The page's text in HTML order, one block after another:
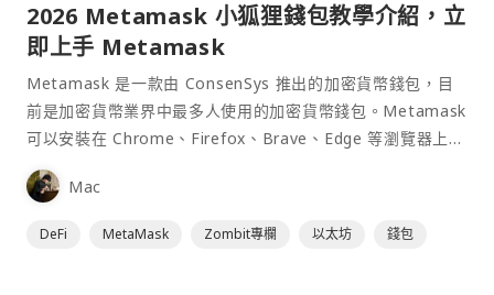
2026 Metamask 小狐狸錢包教學介紹，立
即上手 Metamask
Metamask 是一款由 ConsenSys 推出的加密貨幣錢包，目
前是加密貨幣業界中最多人使用的加密貨幣錢包。Metamask
可以安裝在 Chrome、Firefox、Brave、Edge 等瀏覽器上作
為插件使用，具備許多功能且使用上非常方便。
Mac
DeFi MetaMask Zombit專欄 以太坊 錢包